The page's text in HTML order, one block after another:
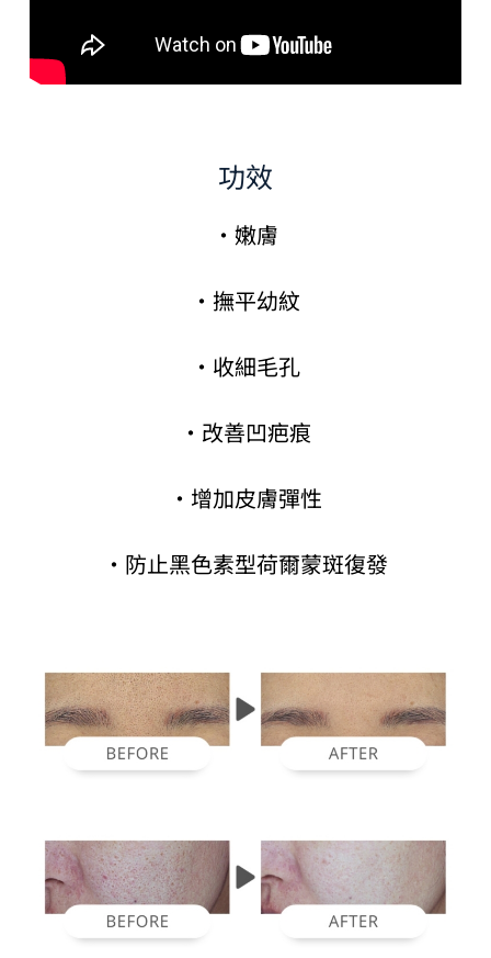
功效
·嫩膚
·撫平幼紋
·收細毛孔
·改善凹疤痕
·增加皮膚彈性
·防止黑色素型荷爾蒙斑復發